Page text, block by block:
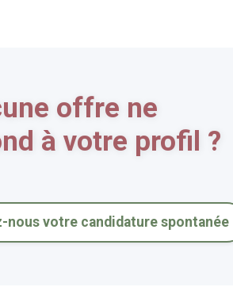
offre ne
à votre profil ?
nous votre candidature spontanée